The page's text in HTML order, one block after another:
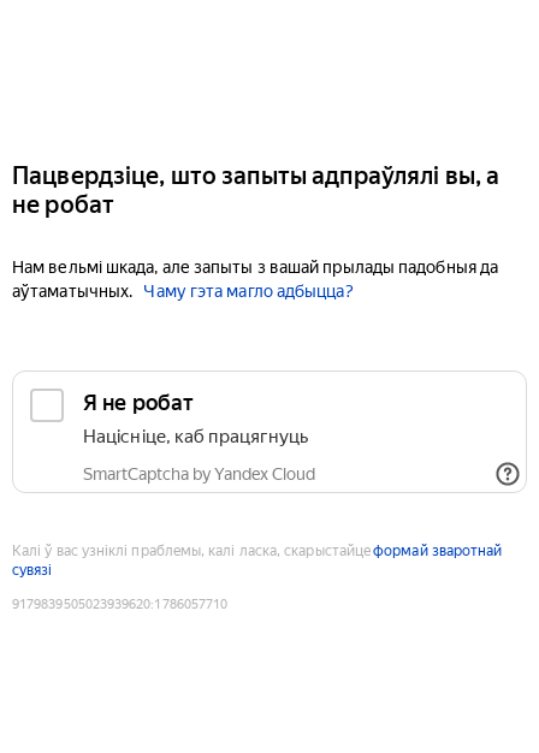
Пацвердзіце, што запыты адпраўлялі вы, а
не робат
Нам вельмі шкада, але запыты з вашай прылады падобныя да
аўтаматычных.
Чаму гэта магло адбыцца?
Я не робат
Націсніце, каб працягнуць
SmartCaptcha by Yandex Cloud
Калі ў вас узніклі праблемы, калі ласка, скарыстайцеформай зваротнай
сувязі
9179839505023939620:1786057710